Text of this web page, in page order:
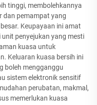
tinggi, membolehkannya
dan pemampat yang
Keupayaan ini amat
penyejukan yang mesti
kuasa untuk
Keluaran kuasa bersih ini
boleh mengganggu
sistem elektronik sensitif
perubatan, makmal,
memerlukan kuasa